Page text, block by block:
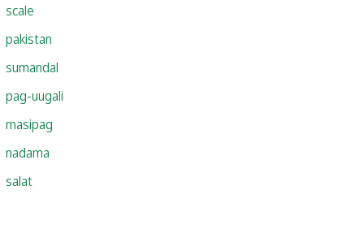
scale
pakistan
sumandal
pag-uugali
masipag
nadama
salat